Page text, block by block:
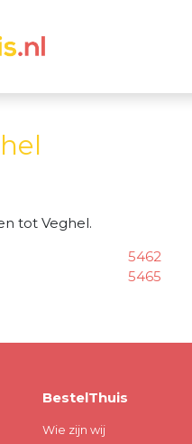
tot Veghel.
5462
5465
BestelThuis
Wie zijn wij